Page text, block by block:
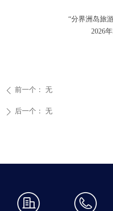
“分界洲岛旅
2026
ꄴ 前一个： 无
ꄲ 后一个： 无